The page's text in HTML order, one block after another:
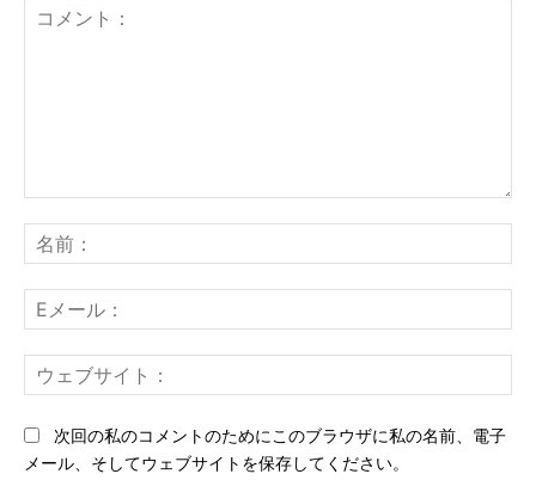
ン
ト：
前
メ
ー
ェ
次回の私のコメントのためにこのブラウザに私の名前、電子
メール、そしてウェブサイトを保存してください。